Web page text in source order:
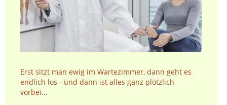
Erst sitzt man ewig im Wartezimmer, dann geht es
endlich los - und dann ist alles ganz plötzlich
vorbei...